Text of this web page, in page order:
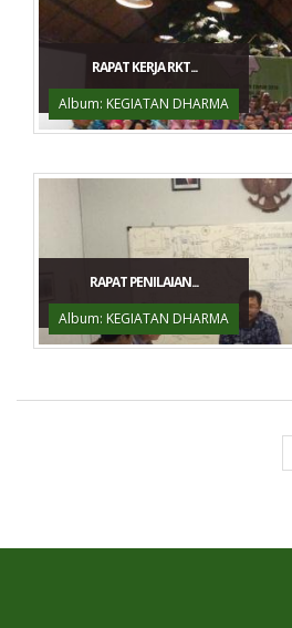
RAPAT KERJA RKT...
Album: KEGIATAN DHARMA
RAPAT PENILAIAN...
Album: KEGIATAN DHARMA